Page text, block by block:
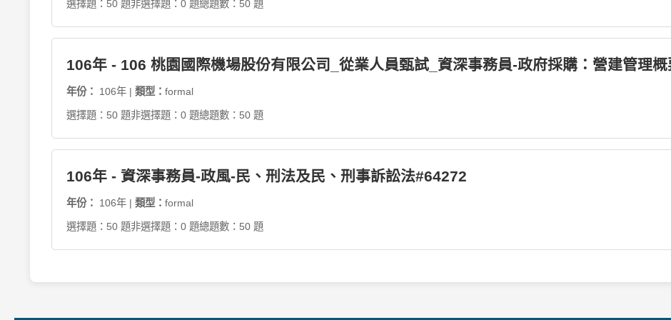
選擇題：50 題非選擇題：0 題總題數：50 題
106年 - 106 桃園國際機場股份有限公司_從業人員甄試_資深事務員-政府採購：營建管理
年份： 106年 | 類型： formal
選擇題：50 題非選擇題：0 題總題數：50 題
106年 - 資深事務員-政風-民、刑法及民、刑事訴訟法#64272
年份： 106年 | 類型： formal
選擇題：50 題非選擇題：0 題總題數：50 題